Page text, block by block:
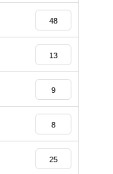
48
13
9
8
25